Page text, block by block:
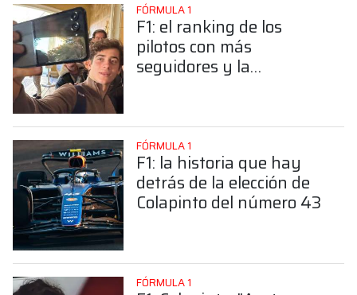
FÓRMULA 1
F1: el ranking de los
pilotos con más
seguidores y la
FÓRMULA 1
F1: la historia que hay
detrás de la elección de
Colapinto del número 43
FÓRMULA 1